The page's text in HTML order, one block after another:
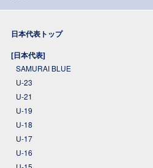
日本代表トップ
[日本代表]
SAMURAI BLUE
U-23
U-21
U-19
U-18
U-17
U-16